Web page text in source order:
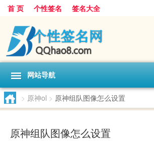
首 页 个性签名 签名大全
网站导航
> 原神ol > 原神组队图像怎么设置
原神组队图像怎么设置